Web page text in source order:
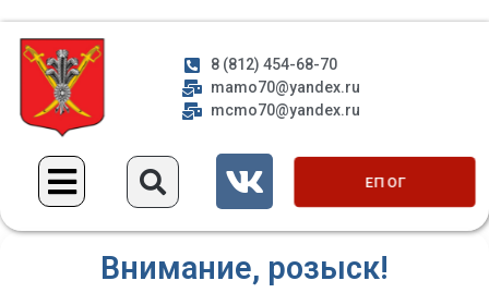
8 (812) 454-68-70
mamo70@yandex.ru
mcmo70@yandex.ru
ЕП ОГ
Внимание, розыск!